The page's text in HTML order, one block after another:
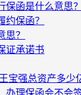
保函是什么意思？
约保函？
思？
证承诺书
宝强总资产多少
办理保函会不会